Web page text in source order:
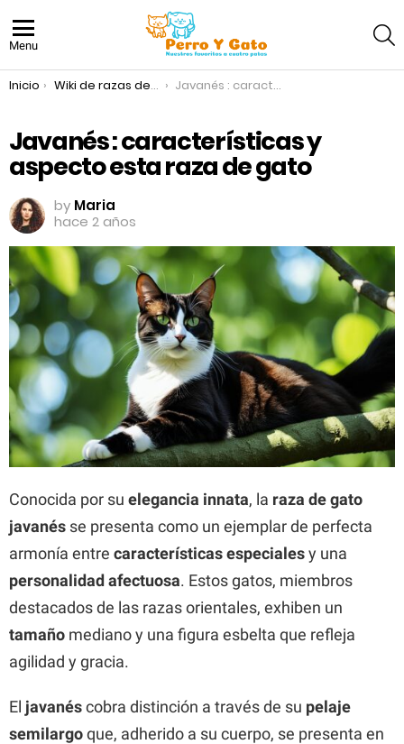
Menu
You are here:
Inicio Wiki de razas de gatos Javanés : características y aspecto esta raza de gato
Javanés : características y
aspecto esta raza de gato
by Maria
hace 2 años
Conocida por su elegancia innata, la raza de gato
javanés se presenta como un ejemplar de perfecta
armonía entre características especialesy una
personalidad afectuosa. Estos gatos, miembros
destacados de las razas orientales, exhiben un
tamaño mediano y una figura esbelta que refleja
agilidad y gracia.
El javanéscobra distinción a través de su pelaje
semilargoque, adherido a su cuerpo, se presenta en